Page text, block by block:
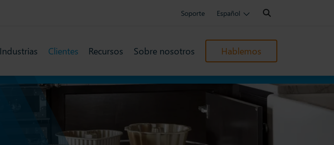
Soporte Español
Search:
Industrias Clientes Recursos Sobre nosotros Hablemos